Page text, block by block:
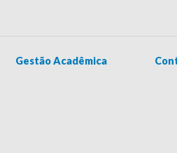
Gestão Acadêmica